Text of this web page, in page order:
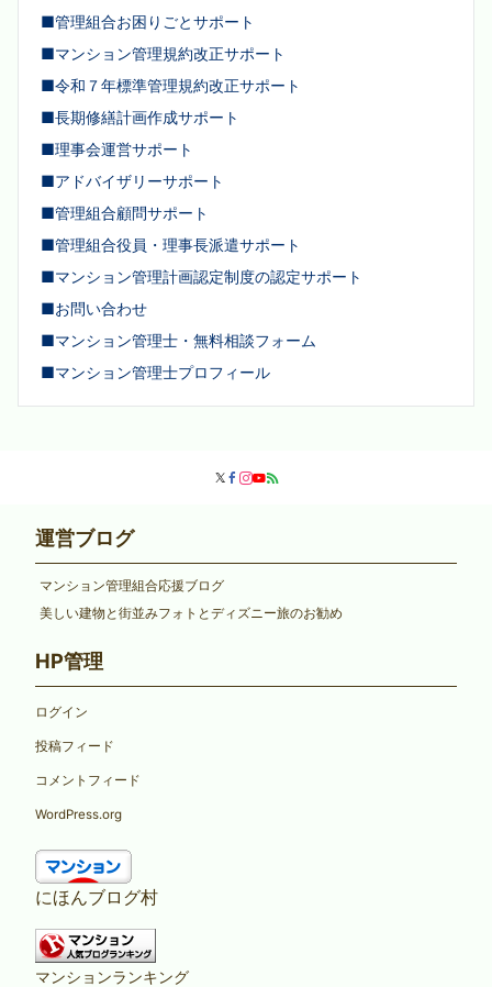
■管理組合お困りごとサポート
■マンション管理規約改正サポート
■令和７年標準管理規約改正サポート
■長期修繕計画作成サポート
■理事会運営サポート
■アドバイザリーサポート
■管理組合顧問サポート
■管理組合役員・理事長派遣サポート
■マンション管理計画認定制度の認定サポート
■お問い合わせ
■マンション管理士・無料相談フォーム
■マンション管理士プロフィール
運営ブログ
マンション管理組合応援ブログ
美しい建物と街並みフォトとディズニー旅のお勧め
HP管理
ログイン
投稿フィード
コメントフィード
WordPress.org
にほんブログ村
マンションランキング